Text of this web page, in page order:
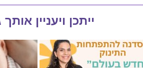
ייתכן ויעניין